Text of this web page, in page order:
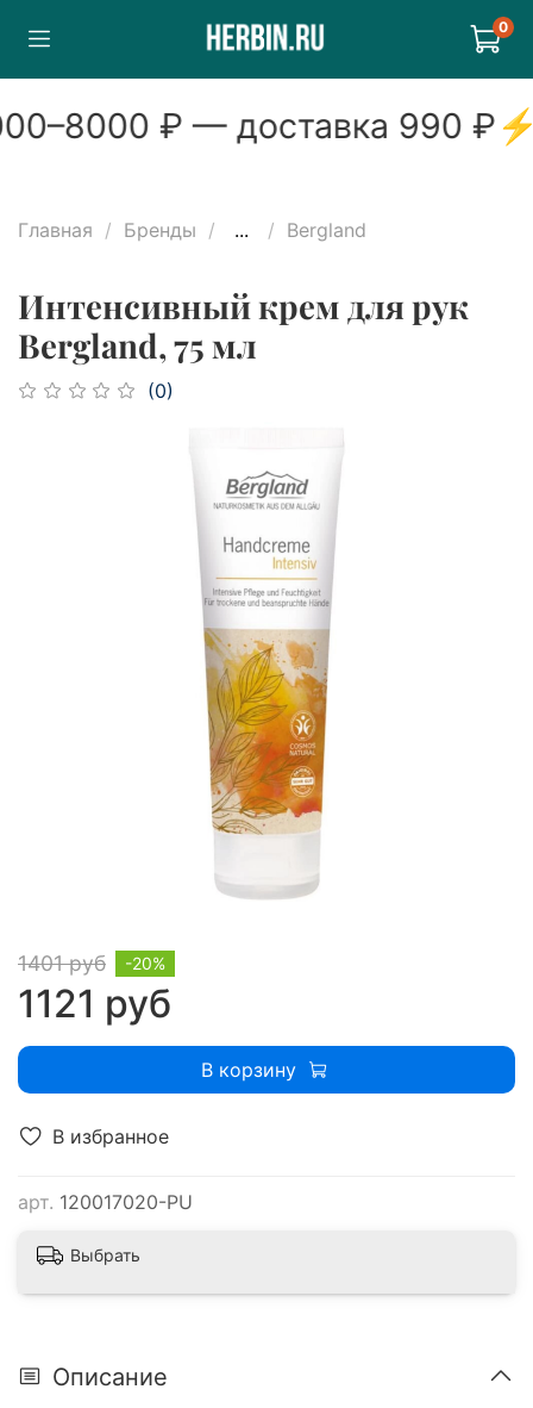
0
–8000₽ — доставка990₽⚡
Главная Бренды ... Bergland
Интенсивный крем для рук
Bergland, 75 мл
(0)
В избранное
арт. 120017020-PU
1401 руб
1121 руб
-20%
В корзину
Выбрать
Описание